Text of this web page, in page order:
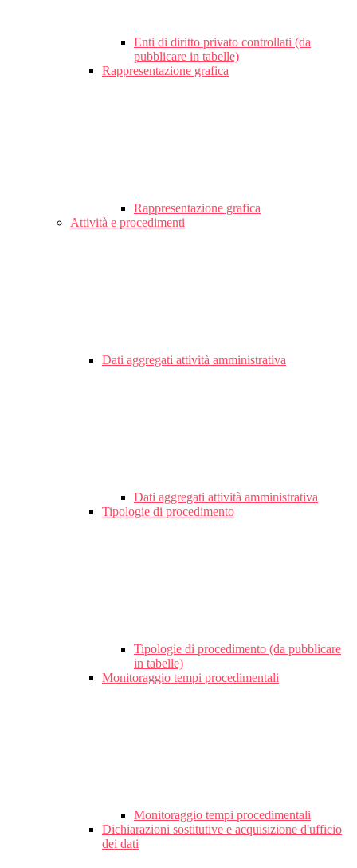
Enti di diritto privato controllati (da
pubblicare in tabelle)
Rappresentazione grafica
Rappresentazione grafica
Attività e procedimenti
Dati aggregati attività amministrativa
Dati aggregati attività amministrativa
Tipologie di procedimento
Tipologie di procedimento (da pubblicare
in tabelle)
Monitoraggio tempi procedimentali
Monitoraggio tempi procedimentali
Dichiarazioni sostitutive e acquisizione d'ufficio
dei dati